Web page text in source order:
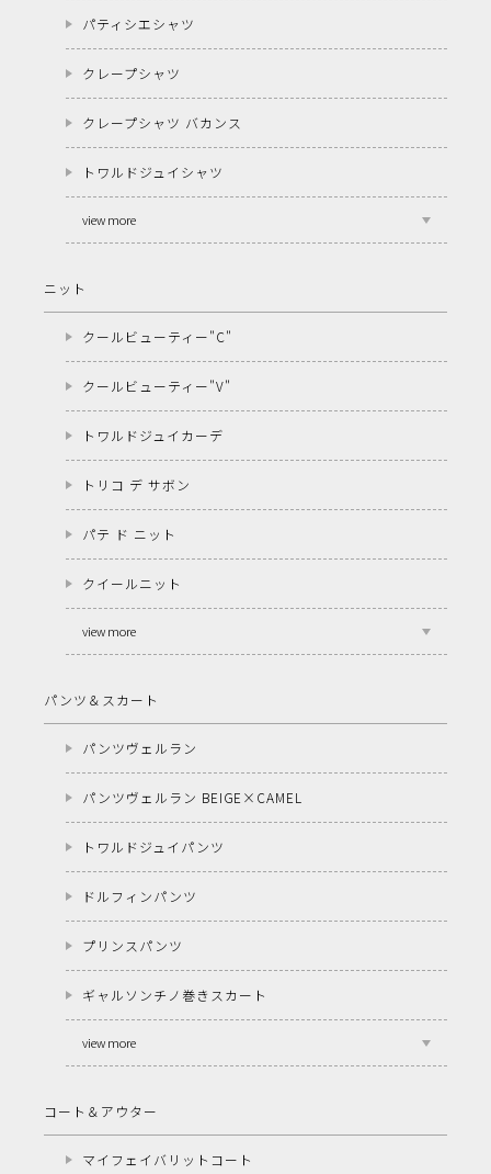
パティシエシャツ
クレープシャツ
クレープシャツ バカンス
トワルドジュイシャツ
view more
ニット
クールビューティー"C"
クールビューティー"V"
トワルドジュイカーデ
トリコ デ サボン
パテ ド ニット
クイールニット
view more
パンツ＆スカート
パンツヴェルラン
パンツヴェルラン BEIGE×CAMEL
トワルドジュイパンツ
ドルフィンパンツ
プリンスパンツ
ギャルソンチノ巻きスカート
view more
コート＆アウター
マイフェイバリットコート